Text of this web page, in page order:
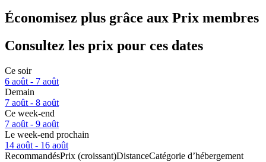
Économisez plus grâce aux Prix membres
Consultez les prix pour ces dates
Ce soir
6 août - 7 août
Demain
7 août - 8 août
Ce week-end
7 août - 9 août
Le week-end prochain
14 août - 16 août
RecommandésPrix (croissant)DistanceCatégorie d’hébergement